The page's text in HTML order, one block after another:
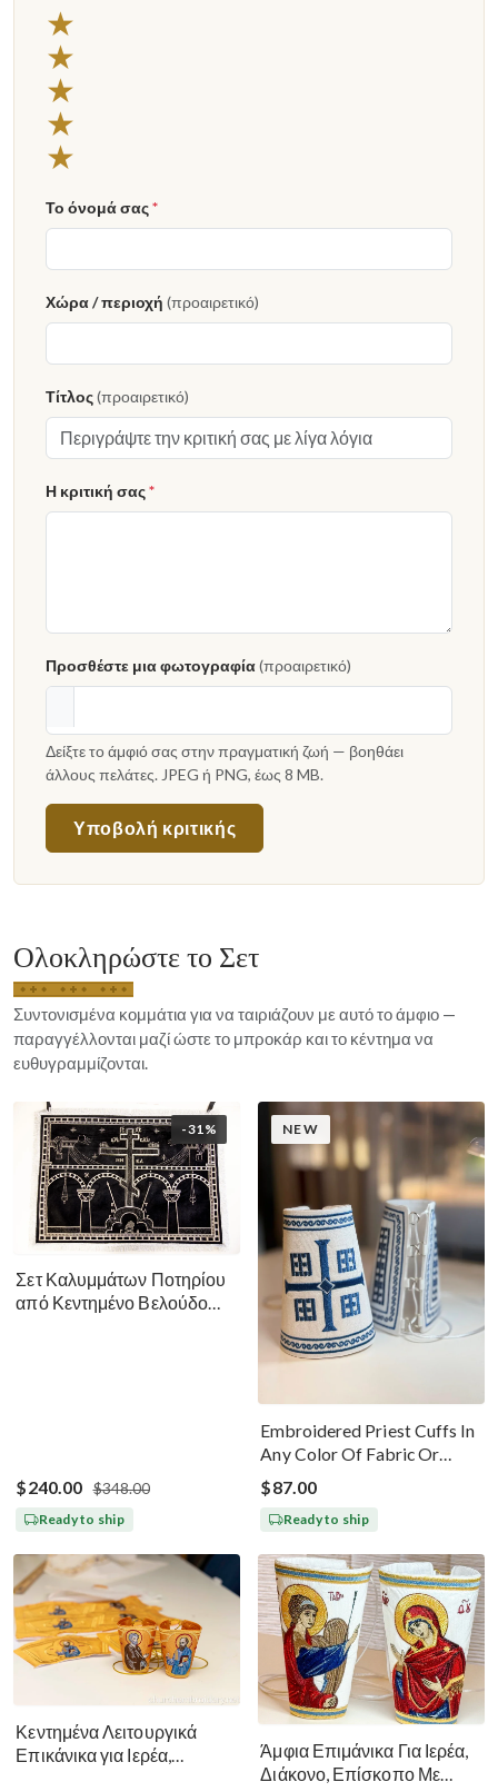
★
★
★
★
★
Το όνομά σας*
Χώρα / περιοχή (προαιρετικό)
Τίτλος(προαιρετικό)
Η κριτική σας*
Προσθέστε μια φωτογραφία(προαιρετικό)
Δείξτε το άμφιό σας στην πραγματική ζωή — βοηθάει
άλλους πελάτες. JPEG ή PNG, έως 8 MB.
Υποβολή κριτικής
Ολοκληρώστε το Σετ
Συντονισμένα κομμάτια για να ταιριάζουν με αυτό το άμφιο —
παραγγέλλονται μαζί ώστε το μπροκάρ και το κέντημα να
ευθυγραμμίζονται.
-31%
Σετ Καλυμμάτων Ποτηρίου
από Κεντημένο Βελούδο
$240.00 $348.00
Ready to ship
NEW
Embroidered Priest Cuffs In
Any Color Of Fabric Or
Threads
$87.00
Ready to ship
Κεντημένα Λειτουργικά
Επικάνικα για Ιερέα,
Άμφια Επιμάνικα Για Ιερέα,
Διάκονο, Επίσκοπο Με